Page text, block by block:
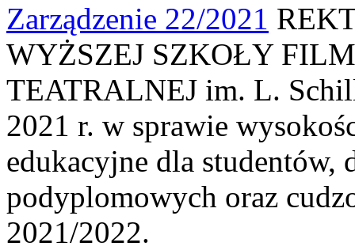
Zarządzenie 22/2021
WYŻSZEJ SZKOŁY
TEATRALNEJ im. L.
2021 r. w sprawie
edukacyjne dla
podyplomowych oraz
2021/2022.